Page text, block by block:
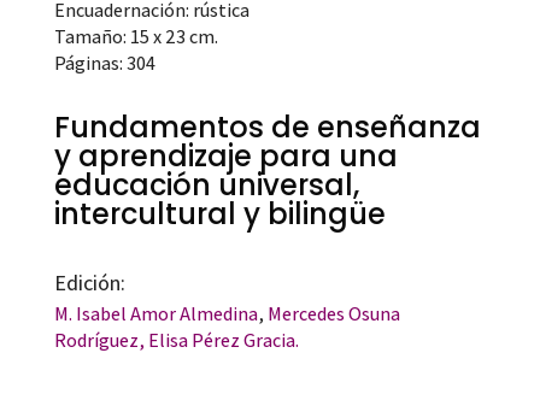
Encuadernación: rústica
Tamaño: 15 x 23 cm.
Páginas: 304
Fundamentos de enseñanza
y aprendizaje para una
educación universal,
intercultural y bilingüe
Edición:
M. Isabel Amor Almedina, Mercedes Osuna
Rodríguez, Elisa Pérez Gracia.